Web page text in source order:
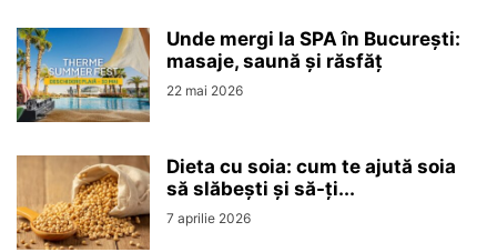
Unde mergi la SPA în București:
masaje, saună și răsfăț
22 mai 2026
Dieta cu soia: cum te ajută soia
să slăbești și să-ți...
7 aprilie 2026